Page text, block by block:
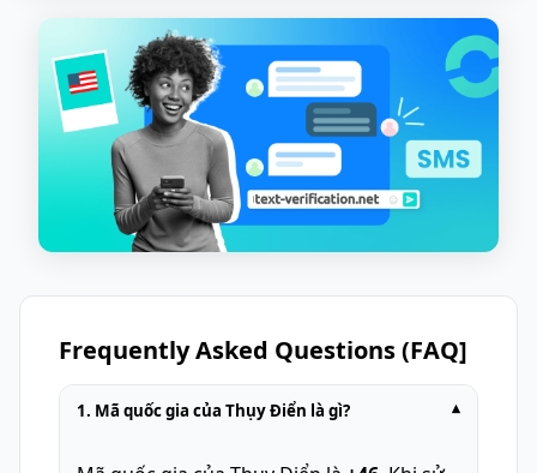
Frequently Asked Questions (FAQ]
1. Mã quốc gia của Thụy Điển là gì? ▾